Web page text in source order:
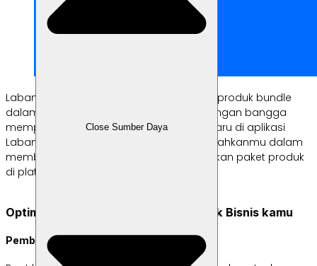
Close Sumber Daya
Labamu memahami pentingnya strategi produk bundle
dalam bisnismu. Oleh karena itu, kami dengan bangga
memperkenalkan fitur Produk Bundle terbaru di aplikasi
Labamu. Fitur ini dirancang untuk memudahkanmu dalam
membuat, mengelola, dan mempromosikan paket produk
di platform kami.
Optimalkan Fitur Produk Bundle untuk Bisnis kamu
Pembuatan Paket yang Mudah